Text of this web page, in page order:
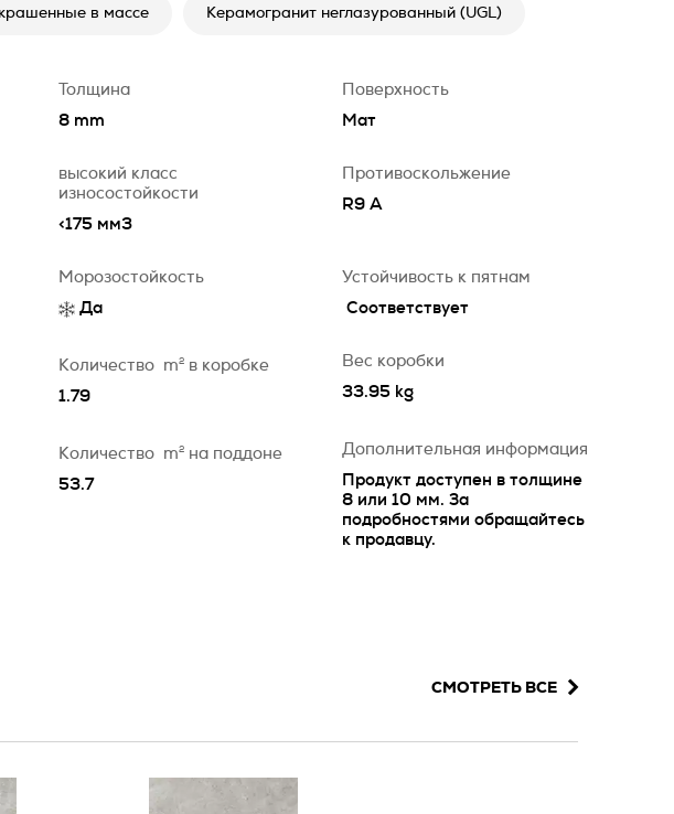
в массе Керамогранит неглазурованный (UGL)
Толщина
8 mm
Поверхность
Мат
высокий класс
износостойкости
<175 мм3
Противоскольжение
R9 A
Морозостойкость
Да
Устойчивость к пятнам
Соответствует
Количество m2
в коробке
1.79
Вес коробки
33.95 kg
Количество m2
на поддоне
53.7
Дополнительная информация
Продукт доступен в толщине
8 или 10 мм. За
подробностями обращайтесь
к продавцу.
СМОТРЕТЬ ВСЕ